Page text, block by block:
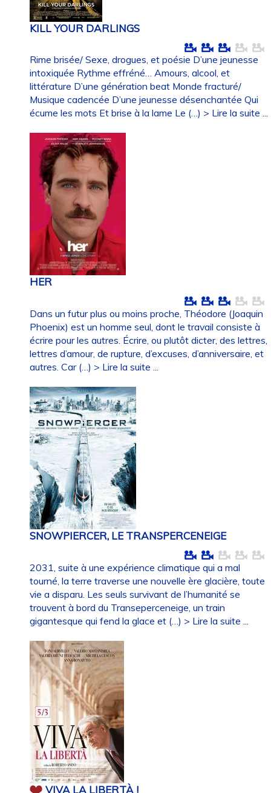
KILL YOUR DARLINGS
Rime brisée/ Sexe, drogues, et poésie D’une jeunesse
intoxiquée Rythme effréné… Amours, alcool, et
littérature D’une génération beat Monde fracturé/
Musique cadencée D’une jeunesse désenchantée Qui
écume les mots Et brise à la lame Le (…) > Lire la suite ...
HER
Dans un futur plus ou moins proche, Théodore (Joaquin
Phoenix) est un homme seul, dont le travail consiste à
écrire pour les autres. Écrire, ou plutôt dicter, des lettres,
lettres d’amour, de rupture, d’excuses, d’anniversaire, et
autres. Car (…) > Lire la suite ...
SNOWPIERCER, LE TRANSPERCENEIGE
2031, suite à une expérience climatique qui a mal
tourné, la terre traverse une nouvelle ère glacière, toute
vie a disparu. Les seuls survivant de l’humanité se
trouvent à bord du Transeperceneige, un train
gigantesque qui fend la glace et (…) > Lire la suite ...
VIVA LA LIBERTÀ !